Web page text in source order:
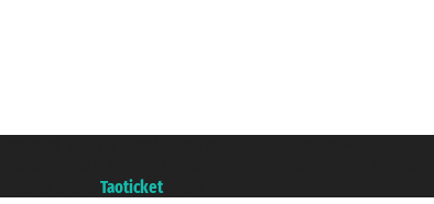
Taoticket